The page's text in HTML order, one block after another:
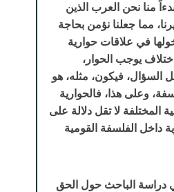
منا نحن العرب الذين
مما جعلنا نؤمن بحاجة
في علاقات حوارية
يوجب الحوار،
السؤال، فيكون، مثله، هو
وعلى هذا، فالحوارية
المختلفة لا تقل دلالة على
داخل الفلسفة القومية
دراسة الباحث حول الحق